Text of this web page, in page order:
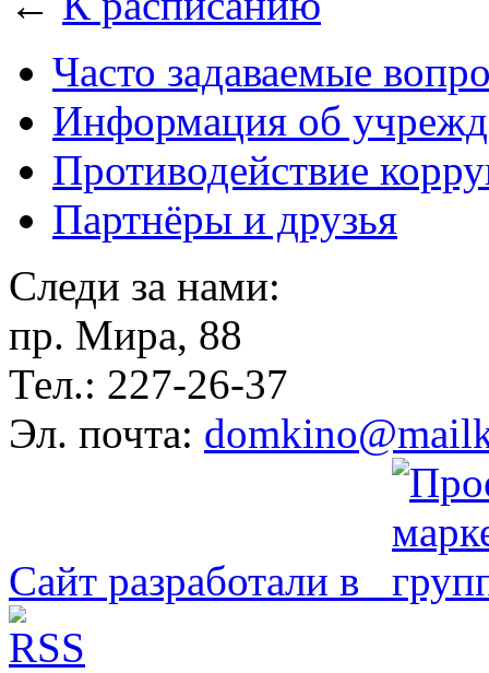
Часто задаваемые
Информация об
Противодействие
Партнёры и друзья
Следи за нами:
пр. Мира, 88
Тел.: 227-26-37
Эл. почта:
Сайт разработали в